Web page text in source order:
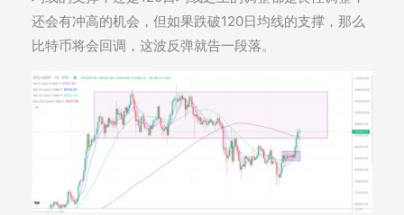
还会有冲高的机会，但如果跌破120日均线的支撑，那么
比特币将会回调，这波反弹就告一段落。